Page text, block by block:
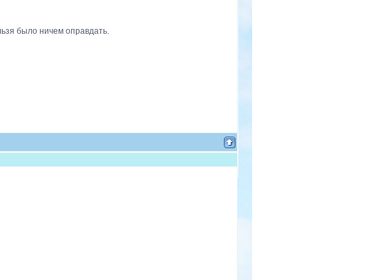
было ничем оправдать.